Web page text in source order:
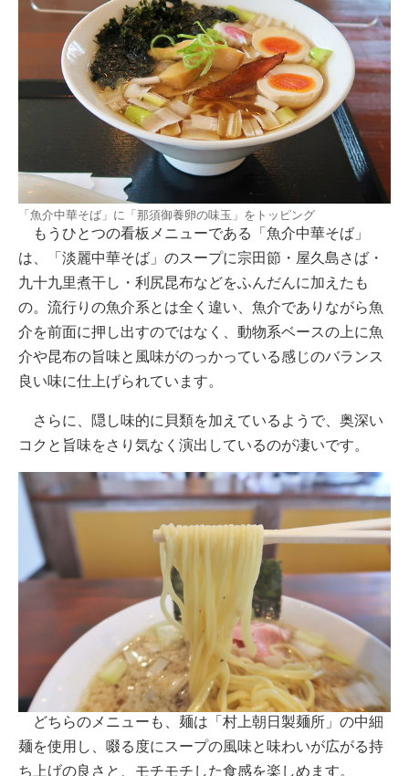
「魚介中華そば」に「那須御養卵の味玉」をトッピング
もうひとつの看板メニューである「魚介中華そば」
は、「淡麗中華そば」のスープに宗田節・屋久島さば・
九十九里煮干し・利尻昆布などをふんだんに加えたも
の。流行りの魚介系とは全く違い、魚介でありながら魚
介を前面に押し出すのではなく、動物系ベースの上に魚
介や昆布の旨味と風味がのっかっている感じのバランス
良い味に仕上げられています。
さらに、隠し味的に貝類を加えているようで、奥深い
コクと旨味をさり気なく演出しているのが凄いです。
どちらのメニューも、麺は「村上朝日製麺所」の中細
麺を使用し、啜る度にスープの風味と味わいが広がる持
ち上げの良さと、モチモチした食感を楽しめます。